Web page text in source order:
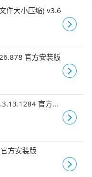
件大小压缩) v3.6
官方安装版
官方安
方安装版